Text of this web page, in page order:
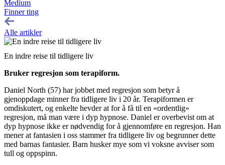
Medium
Finner ting
Alle artikler
En indre reise til tidligere liv
Bruker regresjon som terapiform.
Daniel North (57) har jobbet med regresjon som betyr å
gjenoppdage minner fra tidligere liv i 20 år. Terapiformen er
omdiskutert, og enkelte hevder at for å få til en «ordentlig»
regresjon, må man være i dyp hypnose. Daniel er overbevist om at
dyp hypnose ikke er nødvendig for å gjennomføre en regresjon. Han
mener at fantasien i oss stammer fra tidligere liv og begrunner dette
med barnas fantasier. Barn husker mye som vi voksne avviser som
tull og oppspinn.